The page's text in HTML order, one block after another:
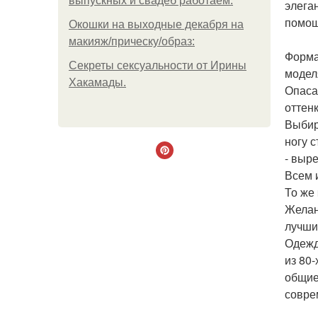
Окошки на выходные декабря на
макияж/прическу/образ:
Секреты сексуальности от Ирины
Хакамады.
ногу
-
Всем
То же
из